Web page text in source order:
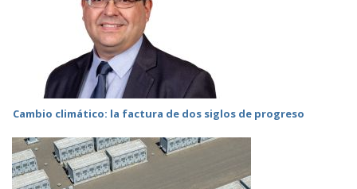
Cambio climático: la factura de dos siglos de progreso